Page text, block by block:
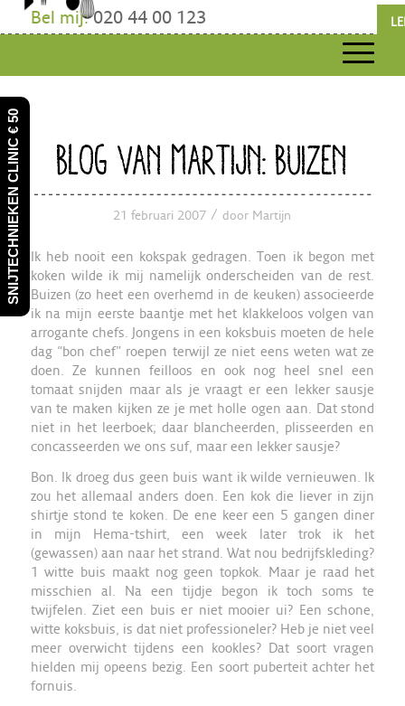
Bel mij:020 44 00 123
BLOG VAN MARTIJN: BUIZEN
21 februari 2007 / door Martijn
Ik heb nooit een kokspak gedragen. Toen ik begon met
koken wilde ik mij namelijk onderscheiden van de rest.
Buizen (zo heet een overhemd in de keuken) associeerde
ik na mijn eerste baantje met het klakkeloos volgen van
arrogante chefs. Jongens in een koksbuis moeten de hele
dag “bon chef” roepen terwijl ze niet eens weten wat ze
doen. Ze kunnen feilloos en ook nog heel snel een
tomaat snijden maar als je vraagt er een lekker sausje
van te maken kijken ze je met holle ogen aan. Dat stond
niet in het leerboek; daar blancheerden, plisseerden en
concasseerden we ons suf, maar een lekker sausje?
Bon. Ik droeg dus geen buis want ik wilde vernieuwen. Ik
zou het allemaal anders doen. Een kok die liever in zijn
shirtje stond te koken. De ene keer een 5 gangen diner
in mijn Hema-tshirt, een week later trok ik het
(gewassen) aan naar het strand. Wat nou bedrijfskleding?
1 witte buis maakt nog geen topkok. Maar je raad het
misschien al. Na een tijdje begon ik toch soms te
twijfelen. Ziet een buis er niet mooier ui? Een schone,
witte koksbuis, is dat niet professioneler? Heb je niet veel
meer overwicht tijdens een kookles? Dat soort vragen
hielden mij opeens bezig. Een soort puberteit achter het
fornuis.
SNIJTECHNIEKEN CLINIC € 50